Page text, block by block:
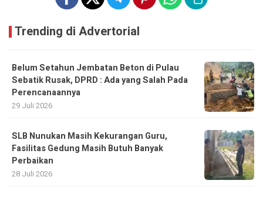
Trending di Advertorial
Belum Setahun Jembatan Beton di Pulau
Sebatik Rusak, DPRD : Ada yang Salah Pada
Perencanaannya
29 Juli 2026
SLB Nunukan Masih Kekurangan Guru,
Fasilitas Gedung Masih Butuh Banyak
Perbaikan
28 Juli 2026